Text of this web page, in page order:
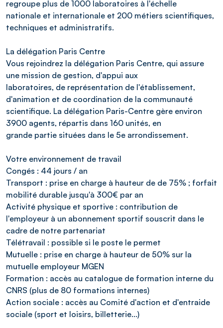
regroupe plus de 1000 laboratoires à l'échelle
nationale et internationale et 200 métiers scientifiques,
techniques et administratifs.
La délégation Paris Centre
Vous rejoindrez la délégation Paris Centre, qui assure
une mission de gestion, d'appui aux
laboratoires, de représentation de l'établissement,
d'animation et de coordination de la communauté
scientifique. La délégation Paris-Centre gère environ
3900 agents, répartis dans 160 unités, en
grande partie situées dans le 5e arrondissement.
Votre environnement de travail
Congés : 44 jours / an
Transport : prise en charge à hauteur de de 75% ; forfait
mobilité durable jusqu'à 300€ par an
Activité physique et sportive : contribution de
l'employeur à un abonnement sportif souscrit dans le
cadre de notre partenariat
Télétravail : possible si le poste le permet
Mutuelle : prise en charge à hauteur de 50% sur la
mutuelle employeur MGEN
Formation : accès au catalogue de formation interne du
CNRS (plus de 80 formations internes)
Action sociale : accès au Comité d'action et d'entraide
sociale (sport et loisirs, billetterie...)